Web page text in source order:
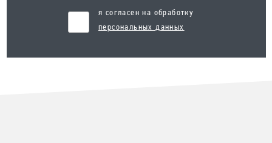
я согласен на обработку
персональных данных